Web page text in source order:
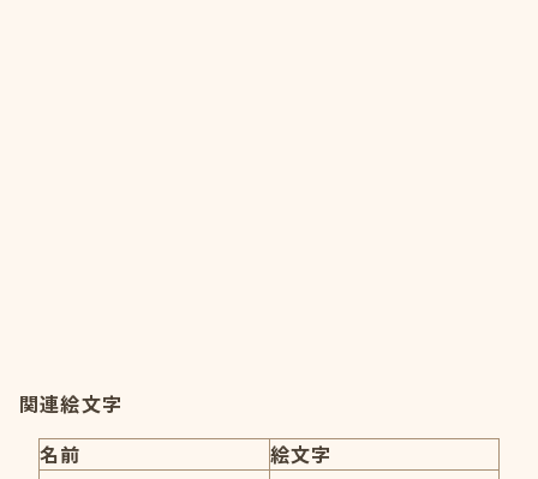
関連絵文字
名前
絵文字